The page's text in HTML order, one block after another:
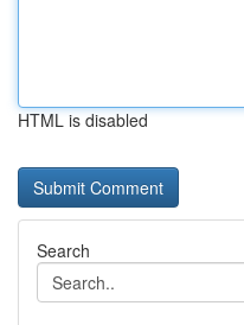
HTML is disabled
Search